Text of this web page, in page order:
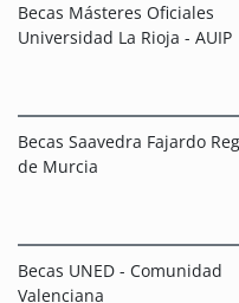
Becas Másteres Oficiales
Universidad La Rioja - AUIP
Becas Saavedra Fajardo
de Murcia
Becas UNED - Comunidad
Valenciana